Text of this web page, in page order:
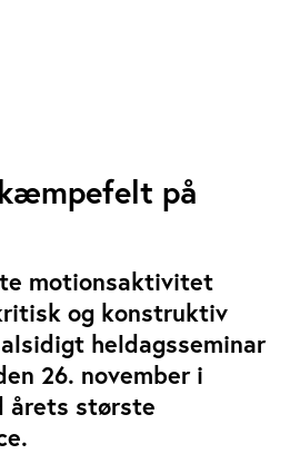
på
motionsaktivitet
og konstruktiv
heldagsseminar
26. november i
årets største